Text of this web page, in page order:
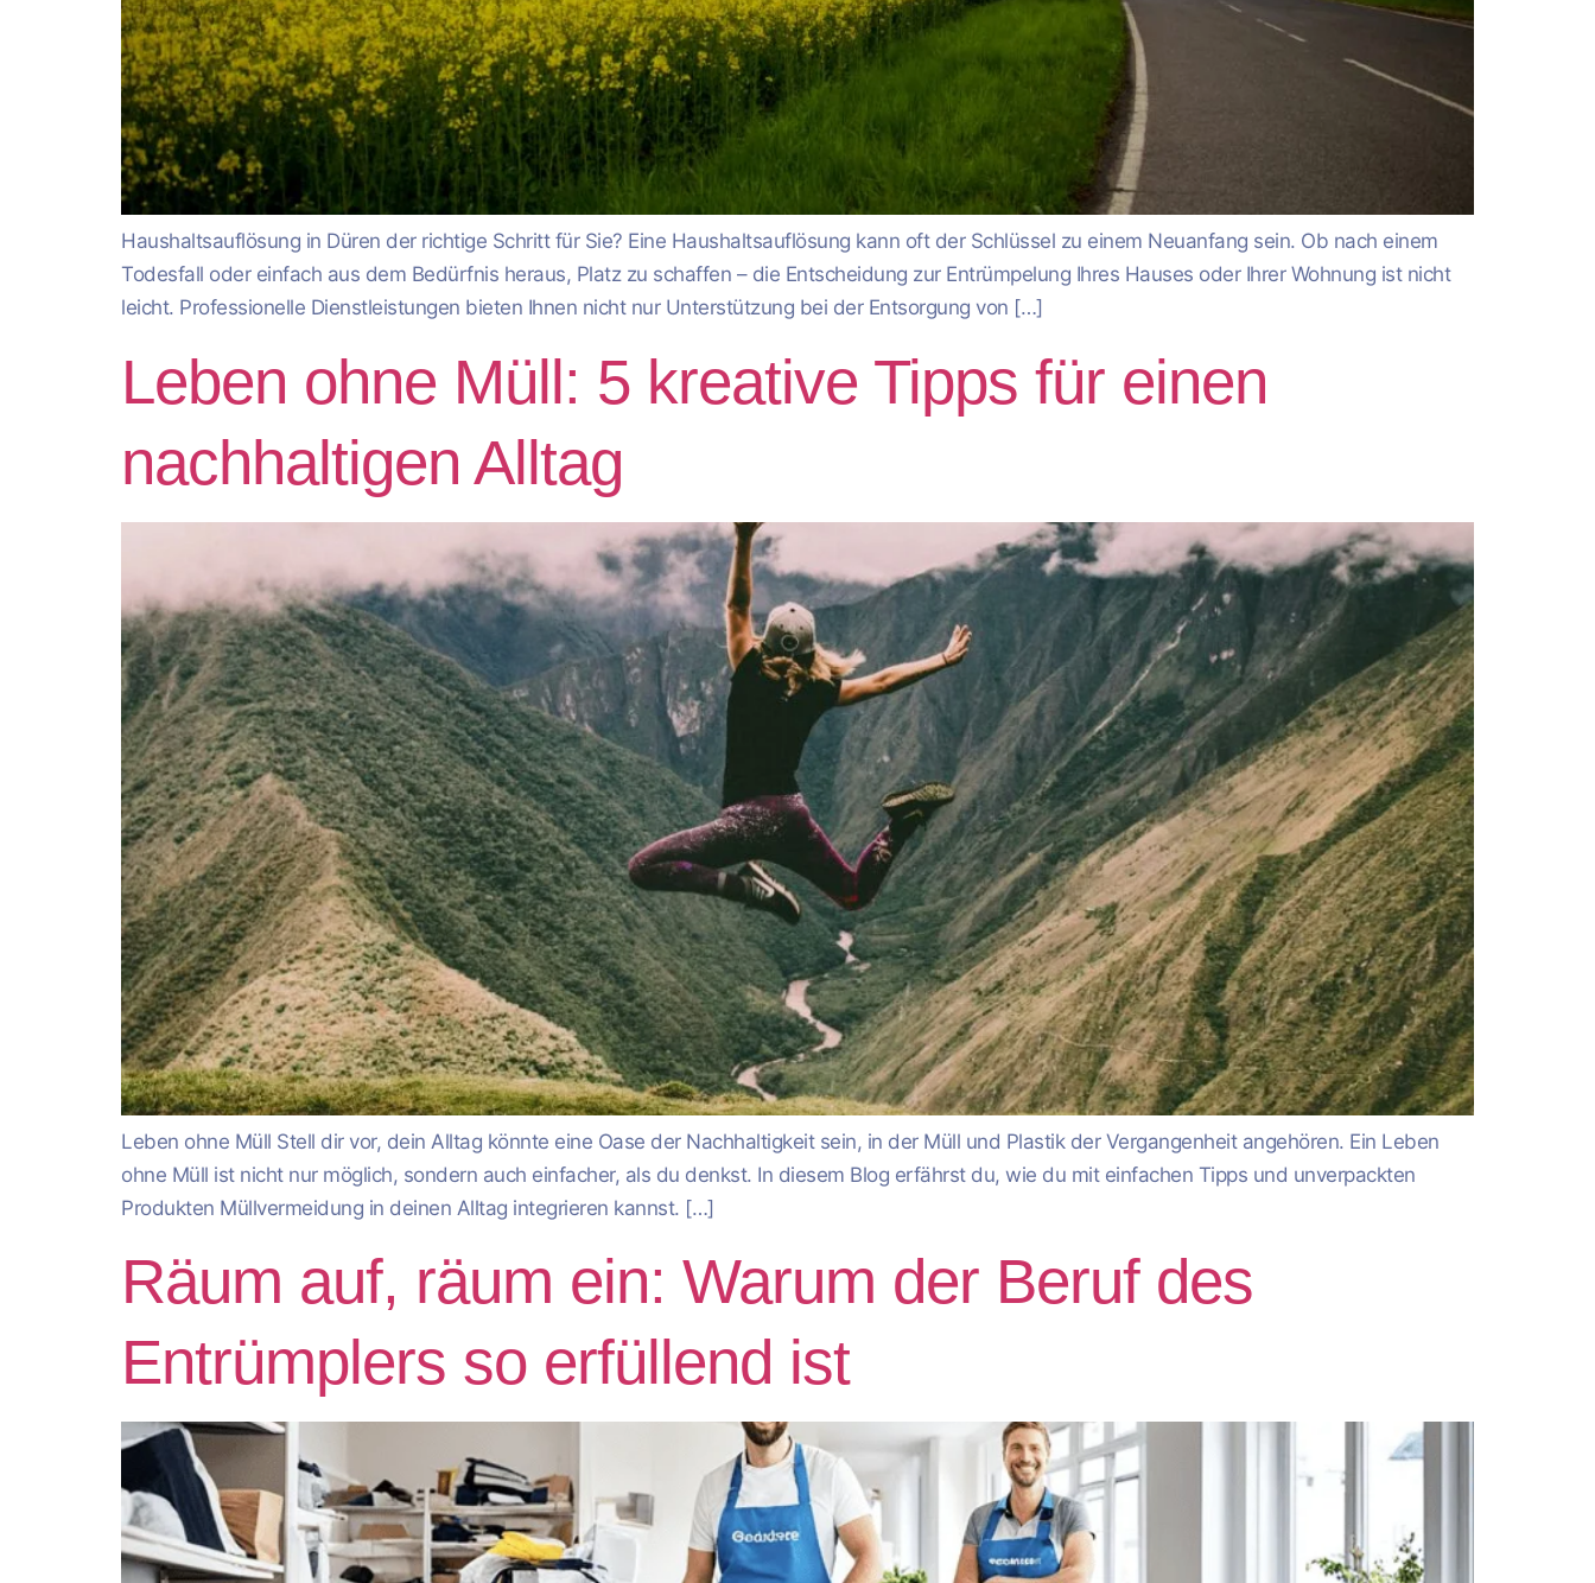
Haushaltsauflösung in Düren der richtige Schritt für Sie? Eine Haushaltsauflösung kann oft der Schlüssel zu einem Neuanfang sein. Ob nach einem
Todesfall oder einfach aus dem Bedürfnis heraus, Platz zu schaffen – die Entscheidung zur Entrümpelung Ihres Hauses oder Ihrer Wohnung ist nicht
leicht. Professionelle Dienstleistungen bieten Ihnen nicht nur Unterstützung bei der Entsorgung von […]
Leben ohne Müll: 5 kreative Tipps für einen
nachhaltigen Alltag
Leben ohne Müll Stell dir vor, dein Alltag könnte eine Oase der Nachhaltigkeit sein, in der Müll und Plastik der Vergangenheit angehören. Ein Leben
ohne Müll ist nicht nur möglich, sondern auch einfacher, als du denkst. In diesem Blog erfährst du, wie du mit einfachen Tipps und unverpackten
Produkten Müllvermeidung in deinen Alltag integrieren kannst. […]
Räum auf, räum ein: Warum der Beruf des
Entrümplers so erfüllend ist